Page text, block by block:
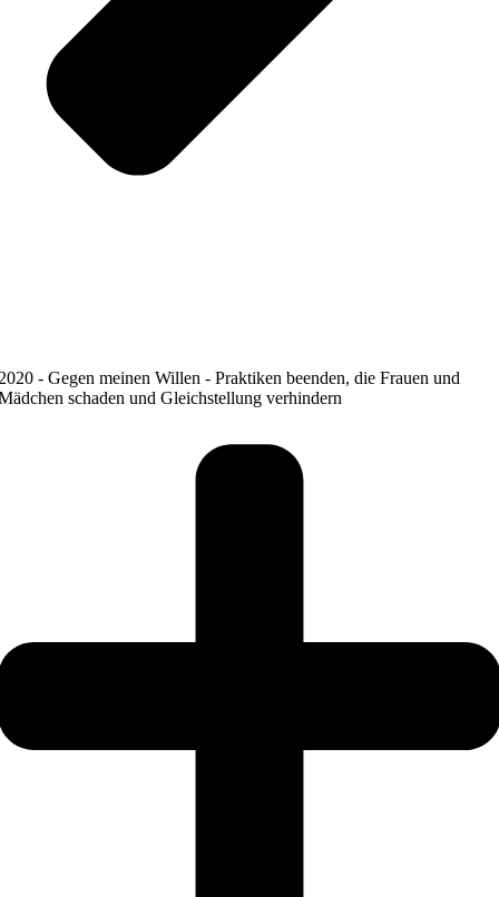
- Gegen meinen Willen - Praktiken beenden, die Frauen und
schaden und Gleichstellung verhindern